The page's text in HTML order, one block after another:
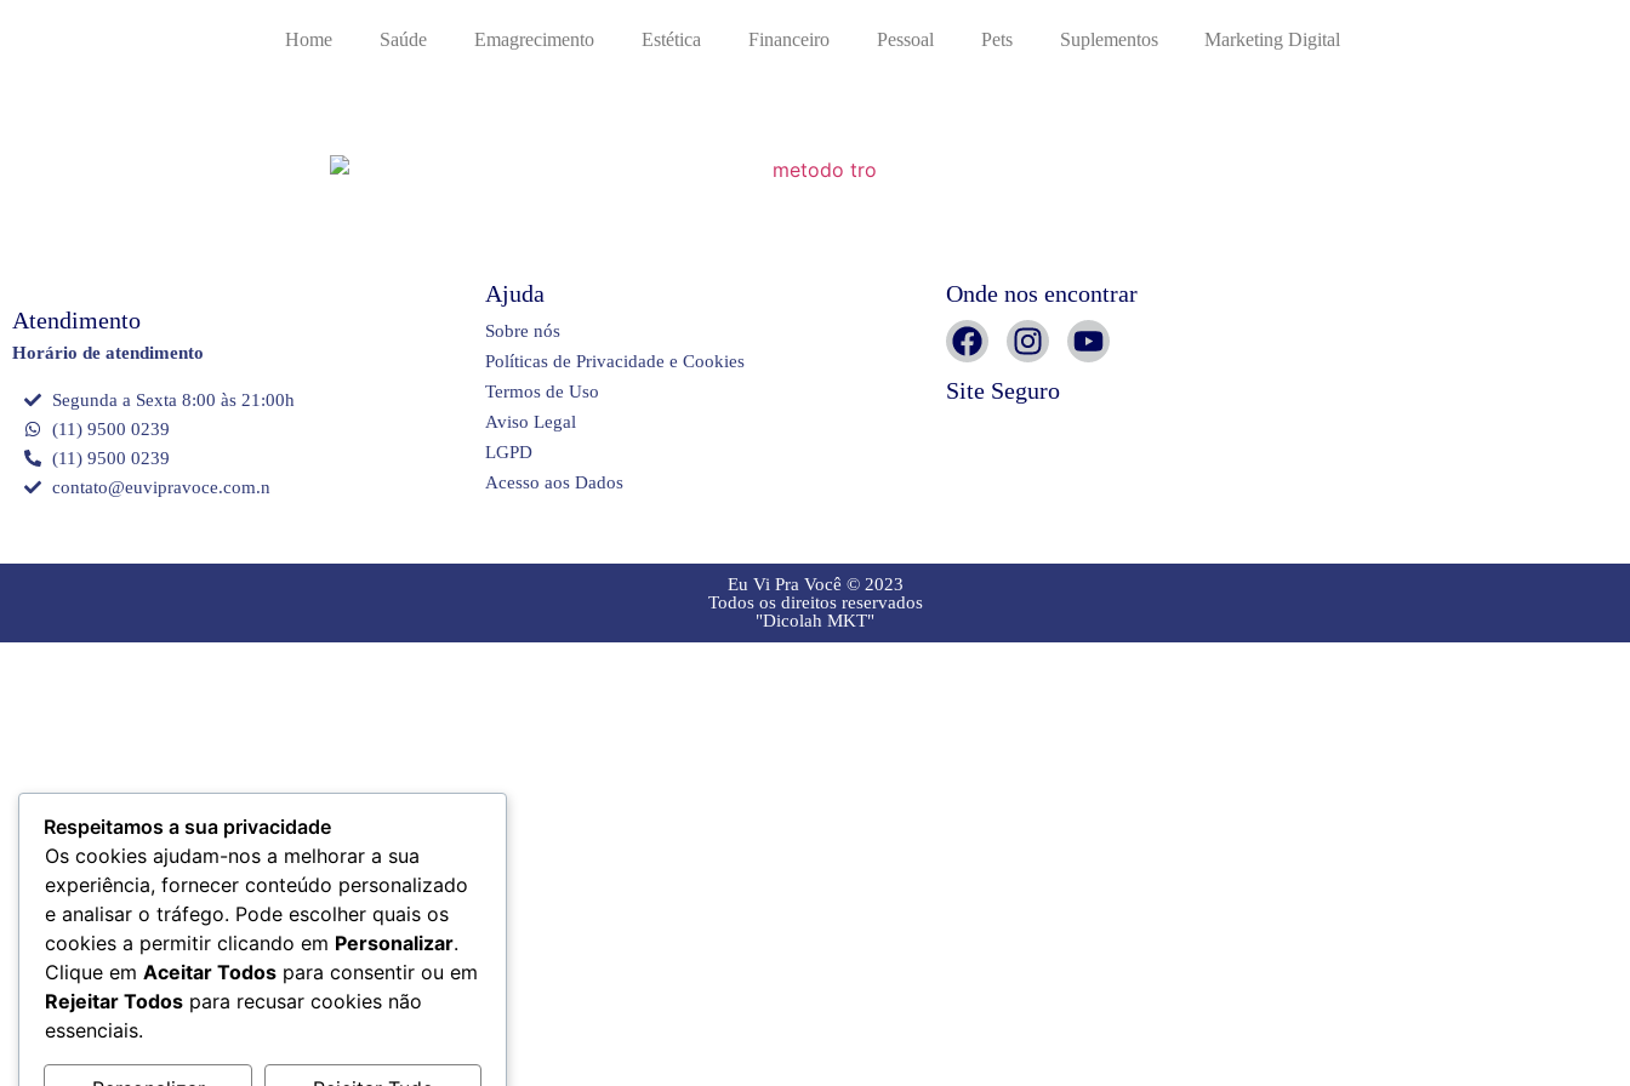
Home Saúde Emagrecimento Estética Financeiro Pessoal Pets Suplementos Marketing Digital
Atendimento
Horário de atendimento
Segunda a Sexta 8:00 às 21:00h
(11) 9500 0239
(11) 9500 0239
contato@euvipravoce.com.n
Ajuda
Sobre nós
Políticas de Privacidade e Cookies
Termos de Uso
Aviso Legal
LGPD
Acesso aos Dados
Onde nos encontrar
Site Seguro
Eu Vi Pra Você © 2023
Todos os direitos reservados
"Dicolah MKT"
Respeitamos a sua privacidade
Os cookies ajudam-nos a melhorar a sua
experiência, fornecer conteúdo personalizado
e analisar o tráfego. Pode escolher quais os
cookies a permitir clicando em Personalizar.
Clique em Aceitar Todos para consentir ou em
Rejeitar Todos para recusar cookies não
essenciais.